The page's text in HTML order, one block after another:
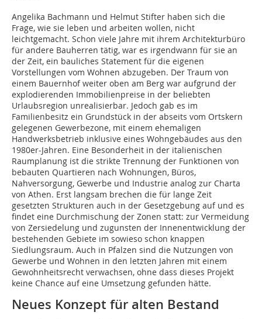
Angelika Bachmann und Helmut Stifter haben sich die
Frage, wie sie leben und arbeiten wollen, nicht
leichtgemacht. Schon viele Jahre mit ihrem Architekturbüro
für andere Bauherren tätig, war es irgendwann für sie an
der Zeit, ein bauliches Statement für die eigenen
Vorstellungen vom Wohnen abzugeben. Der Traum von
einem Bauernhof weiter oben am Berg war aufgrund der
explodierenden Immobilienpreise in der beliebten
Urlaubsregion unrealisierbar. Jedoch gab es im
Familienbesitz ein Grundstück in der abseits vom Ortskern
gelegenen Gewerbezone, mit einem ehemaligen
Handwerksbetrieb inklusive eines Wohngebäudes aus den
1980er-Jahren. Eine Besonderheit in der italienischen
Raumplanung ist die strikte Trennung der Funktionen von
bebauten Quartieren nach Wohnungen, Büros,
Nahversorgung, Gewerbe und Industrie analog zur Charta
von Athen. Erst langsam brechen die für lange Zeit
gesetzten Strukturen auch in der Gesetzgebung auf und es
findet eine Durchmischung der Zonen statt: zur Vermeidung
von Zersiedelung und zugunsten der Innenentwicklung der
bestehenden Gebiete im sowieso schon knappen
Siedlungsraum. Auch in Pfalzen sind die Nutzungen von
Gewerbe und Wohnen in den letzten Jahren mit einem
Gewohnheitsrecht verwachsen, ohne dass dieses Projekt
keine Chance auf eine Umsetzung gefunden hätte.
Neues Konzept für alten Bestand